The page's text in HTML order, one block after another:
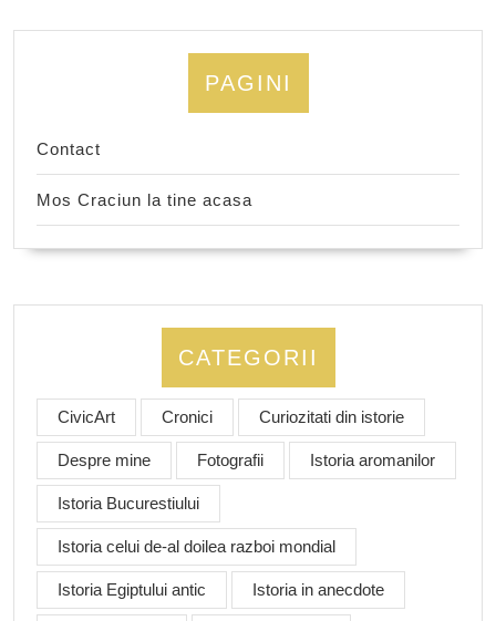
PAGINI
Contact
Mos Craciun la tine acasa
CATEGORII
CivicArt Cronici Curiozitati din istorie
Despre mine Fotografii Istoria aromanilor
Istoria Bucurestiului
Istoria celui de-al doilea razboi mondial
Istoria Egiptului antic Istoria in anecdote